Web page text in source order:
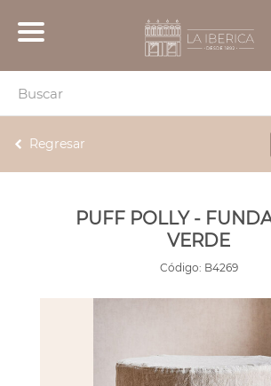
Regresar
PUFF POLLY -
VERDE
Código: B4269